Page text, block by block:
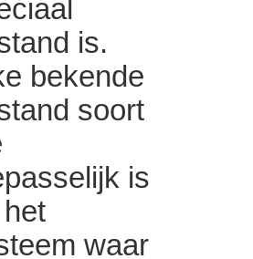
is.
bekende
soort
is
waar